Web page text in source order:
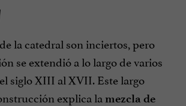
la catedral son inciertos, pero
se extendió a lo largo de varios
siglo XIII al XVII. Este largo
explica la mezcla de